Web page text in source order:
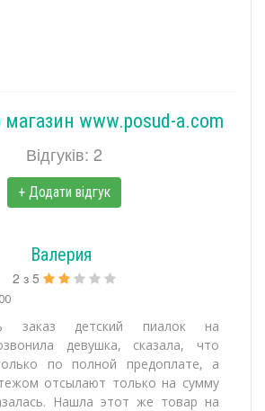
магазин www.posud-a.com
Відгуків: 2
+ Додати відгук
Валерия
2 з 5
заказ детский пиалок на
девушка, сказала, что
по полной предоплате, а
отсылают только на сумму
Нашла этот же товар на